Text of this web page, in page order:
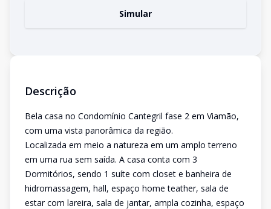
Simular
Descrição
Bela casa no Condomínio Cantegril fase 2 em Viamão,
com uma vista panorâmica da região.
Localizada em meio a natureza em um amplo terreno
em uma rua sem saída. A casa conta com 3
Dormitórios, sendo 1 suíte com closet e banheira de
hidromassagem, hall, espaço home teather, sala de
estar com lareira, sala de jantar, ampla cozinha, espaço